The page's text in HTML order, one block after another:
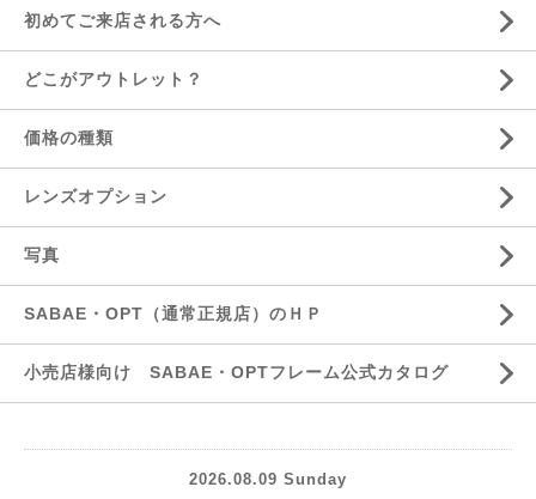
初めてご来店される方へ
どこがアウトレット？
価格の種類
レンズオプション
写真
SABAE・OPT（通常正規店）のＨＰ
小売店様向け SABAE・OPTフレーム公式カタログ
2026.08.09 Sunday